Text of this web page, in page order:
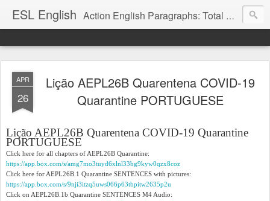
ESL English Action English Paragraphs: Total Physical Response (TPR) Paragraphs for the High School and Adult Language Student
APR
26
Lição AEPL26B Quarentena COVID-19
Quarantine PORTUGUESE
Lição AEPL26B Quarentena COVID-19 Quarantine
PORTUGUESE
Click here for all chapters of AEPL26B Quarantine:
https://app.box.com/s/amg7mo3tuyd6xlnl33bg9kyw0qzx8coz
Click here for AEPL26B.1 Quarantine SENTENCES with pictures:
https://app.box.com/s/9nji3itzq5uws066p63tbpitw2635p2u
Click on AEPL26B.1b Quarantine SENTENCES M4 Audio: